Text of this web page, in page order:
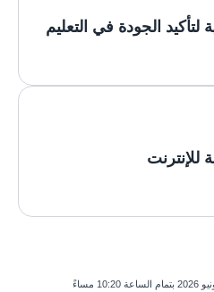
لتأكيد الجودة في التعليم
للإنترنت